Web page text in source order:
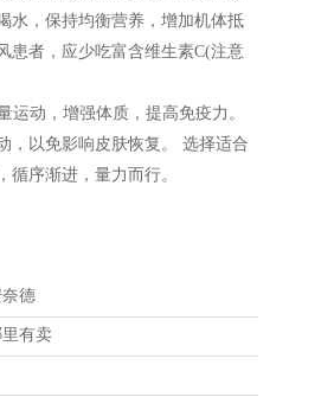
水，保持均衡营养，增加机体抵
患者，应少吃富含维生素C(注意
运动，增强体质，提高免疫力。
，以免影响皮肤恢复。 选择适合
循序渐进，量力而行。
德
有卖